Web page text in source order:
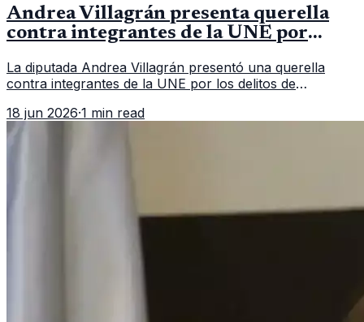
Andrea Villagrán presenta querella
contra integrantes de la UNE por
La diputada Andrea Villagrán presentó una querella
contra integrantes de la UNE por los delitos de
18 jun 2026·1 min read